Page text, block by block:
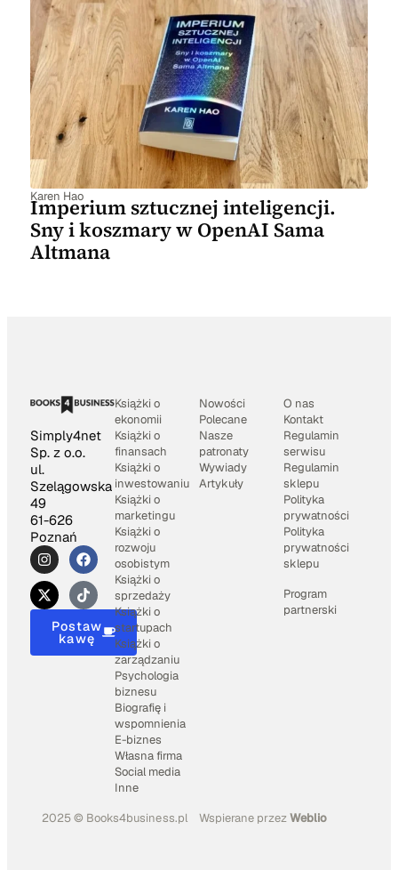
Karen Hao
Imperium sztucznej inteligencji.
Sny i koszmary w OpenAI Sama
Altmana
Simply4net
Sp. z o.o.
ul.
Szelągowska
49
61-626
Poznań
Postaw
kawę
Książki o
ekonomii
Książki o
finansach
Książki o
inwestowaniu
Książki o
marketingu
Książki o
rozwoju
osobistym
Książki o
sprzedaży
Książki o
startupach
Książki o
zarządzaniu
Psychologia
biznesu
Biografię i
wspomnienia
E-biznes
Własna firma
Social media
Inne
Nowości
Polecane
Nasze
patronaty
Wywiady
Artykuły
O nas
Kontakt
Regulamin
serwisu
Regulamin
sklepu
Polityka
prywatności
Polityka
prywatności
sklepu
Program
partnerski
2025 © Books4business.pl Wspierane przezWeblio